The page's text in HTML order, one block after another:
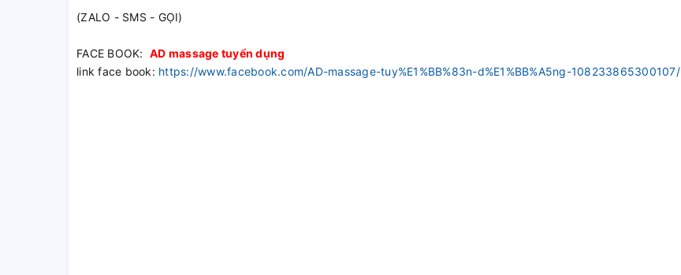
(ZALO - SMS - GỌI)
FACE BOOK: AD massage tuyển dụng
link face book: https://www.facebook.com/AD-massage-tuy%E1%BB%83n-d%E1%BB%A5ng-108233865300107/